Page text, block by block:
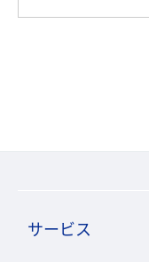
サービス